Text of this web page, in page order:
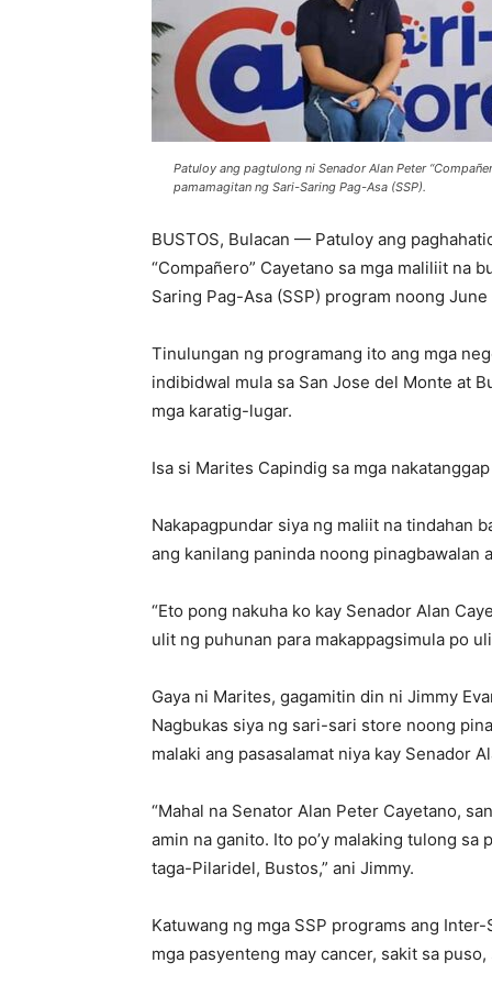
Patuloy ang pagtulong ni Senador Alan Peter
pamamagitan ng Sari-Saring Pag-Asa (SSP).
BUSTOS, Bulacan — Patuloy ang
“Compañero” Cayetano sa mga maliliit na
Saring Pag-Asa (SSP) program noong
Tinulungan ng programang ito ang mga
indibidwal mula sa San Jose del Monte at
mga karatig-lugar.
Isa si Marites Capindig sa mga
Nakapagpundar siya ng maliit na tindahan
ang kanilang paninda noong pinagbawalan
“Eto pong nakuha ko kay Senador Alan
ulit ng puhunan para makappagsimula po
Gaya ni Marites, gagamitin din ni Jimmy
Nagbukas siya ng sari-sari store noong
malaki ang pasasalamat niya kay Senador
“Mahal na Senator Alan Peter Cayetano,
amin na ganito. Ito po’y malaking tulong sa
taga-Pilaridel, Bustos,” ani Jimmy.
Katuwang ng mga SSP programs ang
mga pasyenteng may cancer, sakit sa